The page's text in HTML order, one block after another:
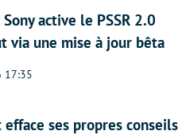
Sony active le PSSR 2.0
via une mise à jour bêta
17:35
ses propres conseils